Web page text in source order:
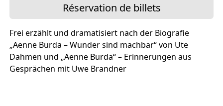
Réservation de billets
Frei erzählt und dramatisiert nach der Biografie
„Aenne Burda – Wunder sind machbar“ von Ute
Dahmen und „Aenne Burda“ – Erinnerungen aus
Gesprächen mit Uwe Brandner